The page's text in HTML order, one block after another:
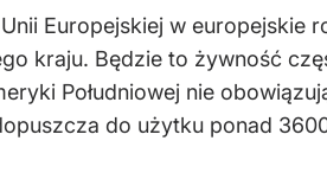
Europejskiej w europejskie
kraju. Będzie to żywność
Południowej nie
do użytku ponad